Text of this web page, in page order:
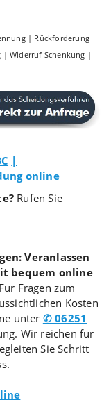
| Rückforderung
| Widerruf Schenkung |
|
online
Rufen Sie
Veranlassen
bequem online
Für Fragen zum
Kosten
unter ✆ 06251
Wir reichen für
Sie Schritt